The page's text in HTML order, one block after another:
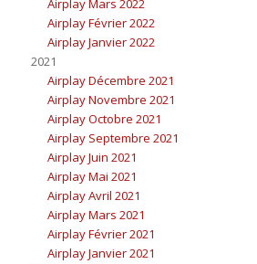
Airplay Mars 2022
Airplay Février 2022
Airplay Janvier 2022
2021
Airplay Décembre 2021
Airplay Novembre 2021
Airplay Octobre 2021
Airplay Septembre 2021
Airplay Juin 2021
Airplay Mai 2021
Airplay Avril 2021
Airplay Mars 2021
Airplay Février 2021
Airplay Janvier 2021